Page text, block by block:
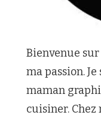
Bienvenue
ma passion.
maman
cuisiner.